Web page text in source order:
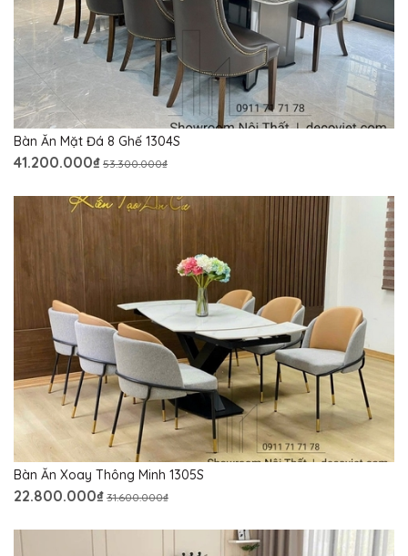
Bàn Ăn Mặt Đá 8 Ghế 1304S
41.200.000₫ 53.300.000₫
Bàn Ăn Xoay Thông Minh 1305S
22.800.000₫ 31.600.000₫